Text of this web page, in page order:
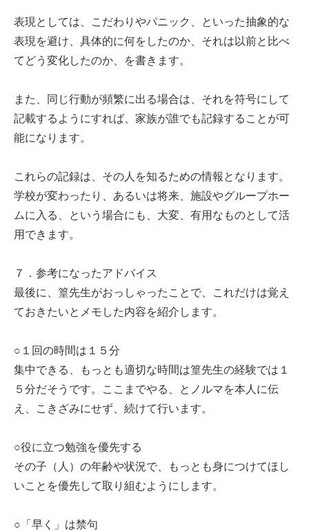
表現としては、こだわりやパニック、といった抽象的な
表現を避け、具体的に何をしたのか、それは以前と比べ
てどう変化したのか、を書きます。
また、同じ行動が頻繁に出る場合は、それを符号にして
記載するようにすれば、家族が誰でも記録することが可
能になります。
これらの記録は、その人を知るための情報となります。
学校が変わったり、あるいは将来、施設やグループホー
ムに入る、という場合にも、大変、有用なものとして活
用できます。
７．参考になったアドバイス
最後に、篁先生がおっしゃったことで、これだけは覚え
ておきたいとメモした内容を紹介します。
○１回の時間は１５分
集中できる、もっとも適切な時間は篁先生の経験では１
５分だそうです。ここまでやる、とノルマを本人に伝
え、こきざみにせず、続けて行います。
○役に立つ勉強を優先する
その子（人）の年齢や状況で、もっとも身につけてほし
いことを優先して取り組むようにします。
○「早く」は禁句